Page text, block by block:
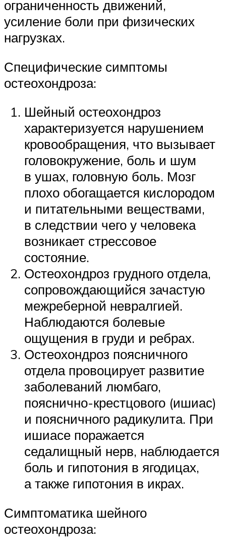
ограниченность движений,
усиление боли при физических
нагрузках.
Специфические симптомы
остеохондроза:
Шейный остеохондроз
характеризуется нарушением
кровообращения, что вызывает
головокружение, боль и шум
в ушах, головную боль. Мозг
плохо обогащается кислородом
и питательными веществами,
в следствии чего у человека
возникает стрессовое
состояние.
Остеохондроз грудного отдела,
сопровождающийся зачастую
межреберной невралгией.
Наблюдаются болевые
ощущения в груди и ребрах.
Остеохондроз поясничного
отдела провоцирует развитие
заболеваний люмбаго,
пояснично-крестцового (ишиас)
и поясничного радикулита. При
ишиасе поражается
седалищный нерв, наблюдается
боль и гипотония в ягодицах,
а также гипотония в икрах.
Симптоматика шейного
остеохондроза: